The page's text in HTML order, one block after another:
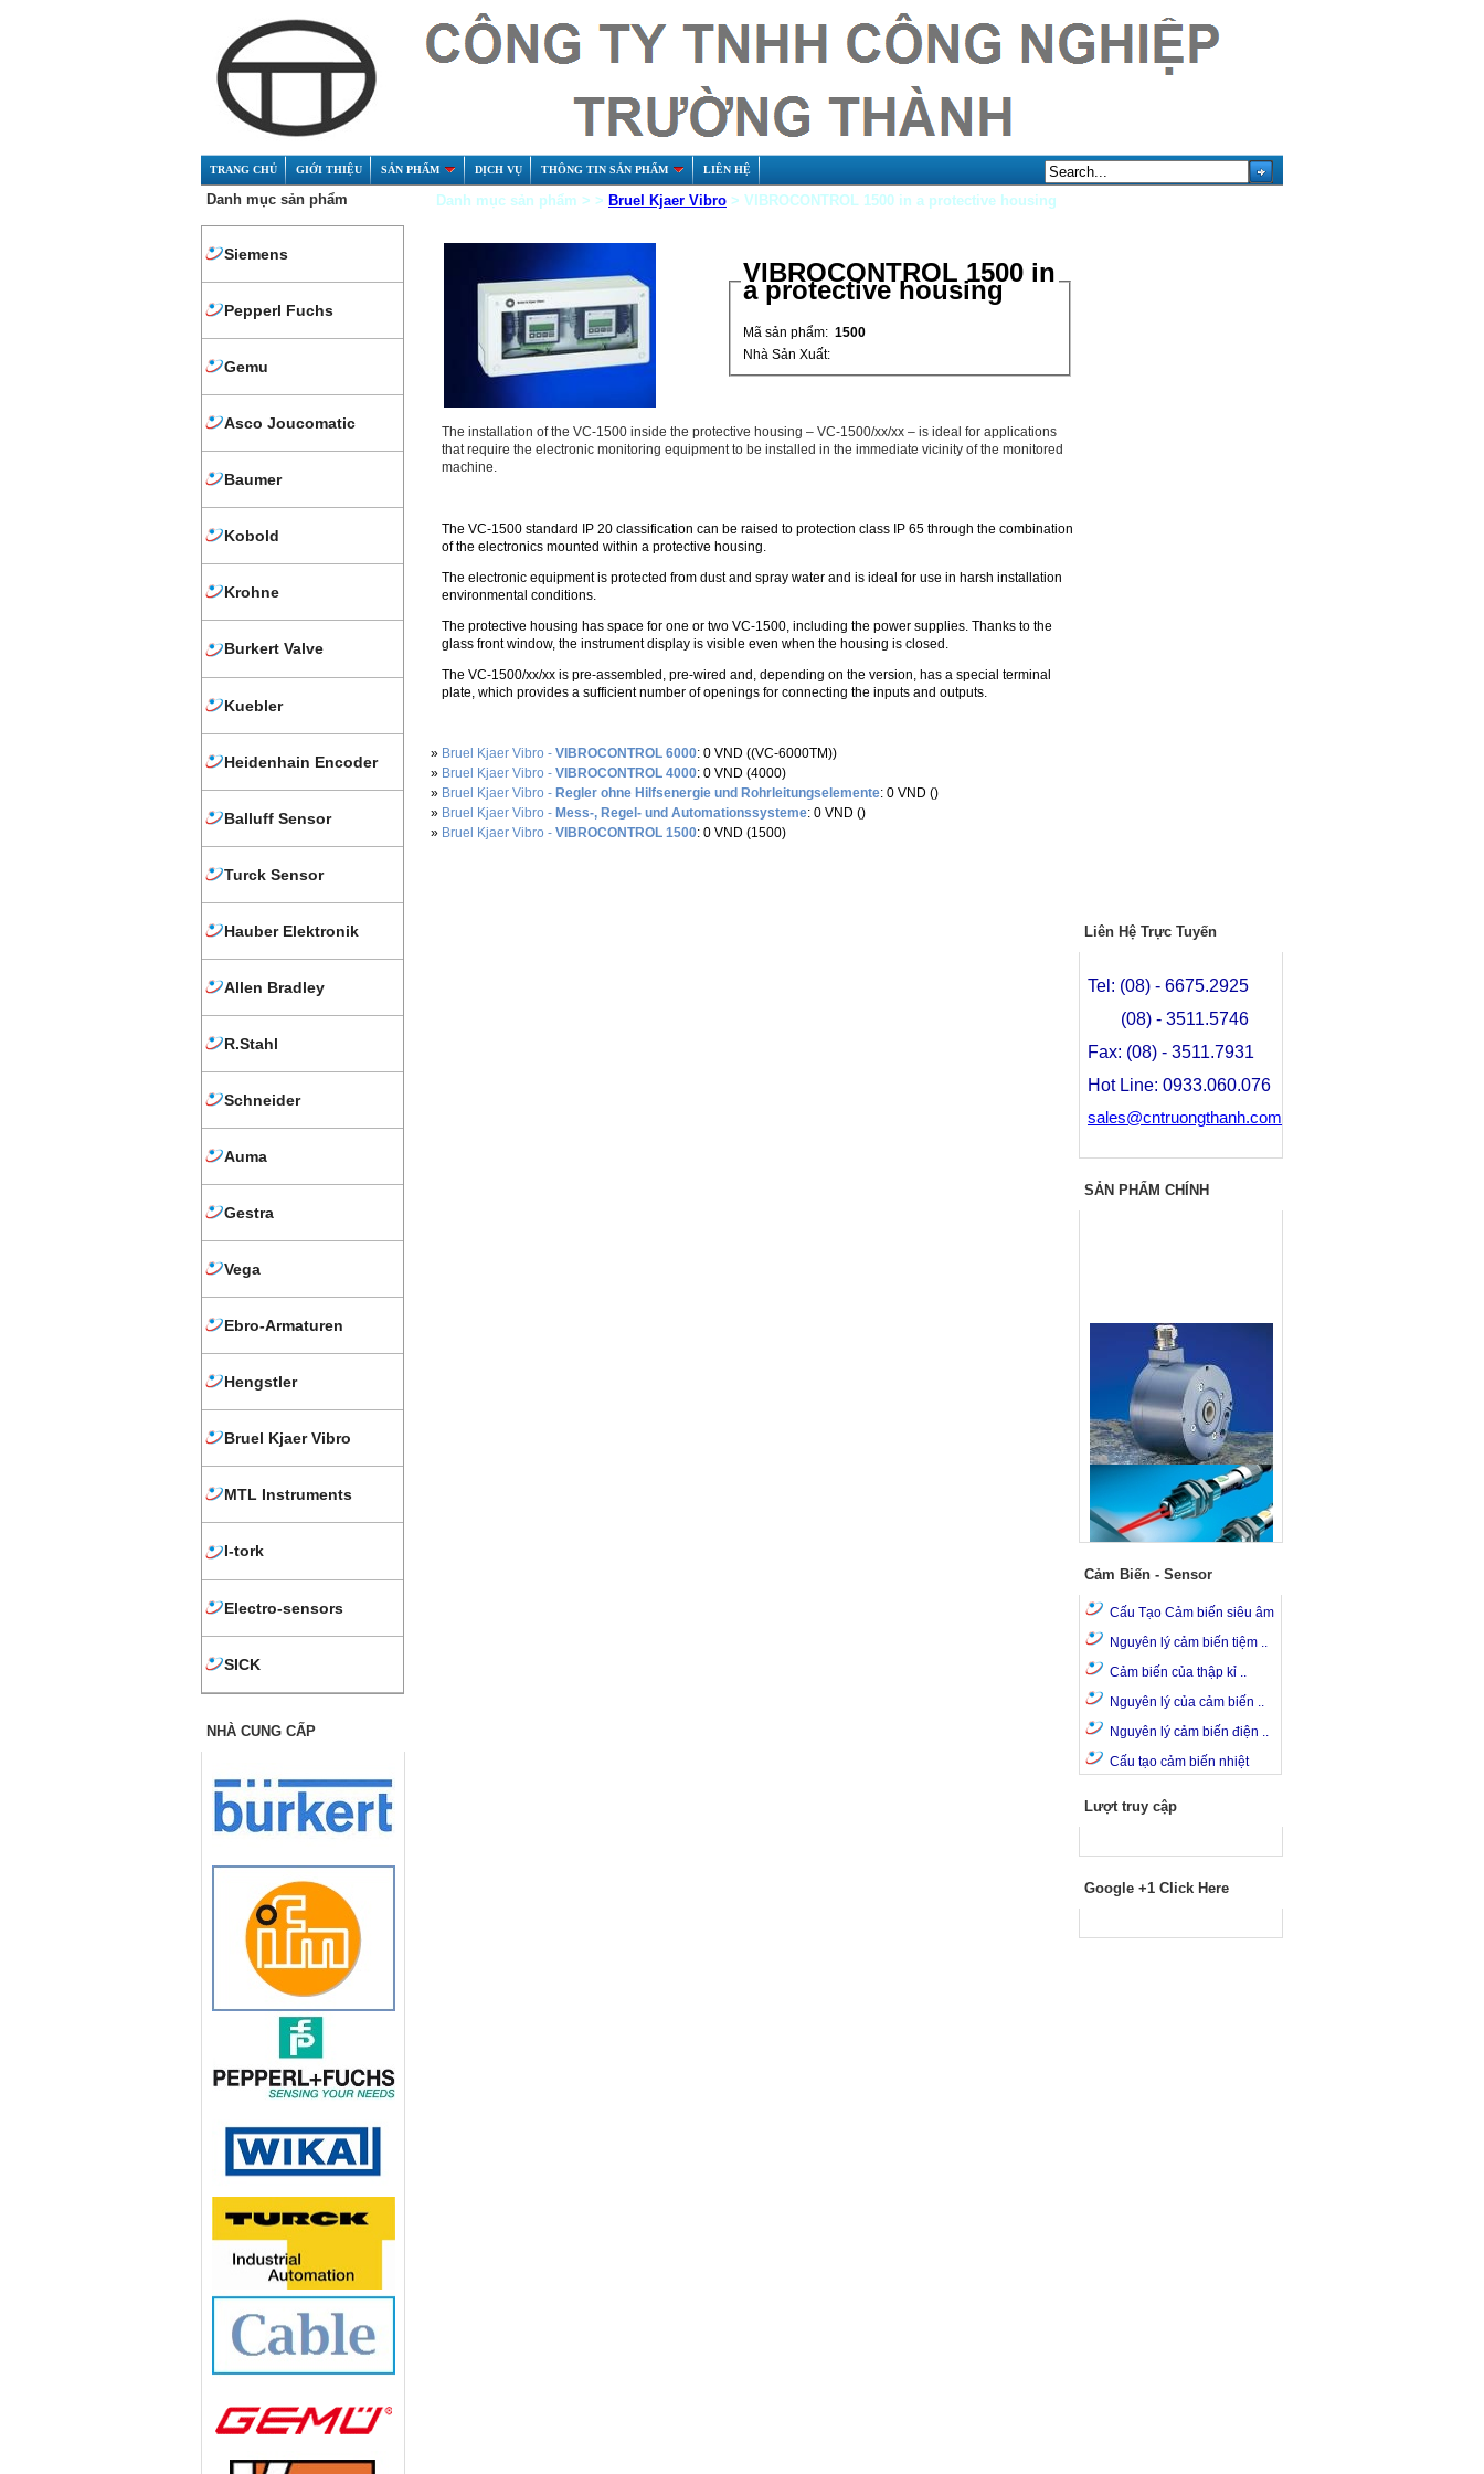
TRANG CHỦ GIỚI THIỆU SẢN PHẨM DỊCH VỤ THÔNG TIN SẢN PHẨM LIÊN HỆ
Danh mục sản phẩm
Siemens
Pepperl Fuchs
Gemu
Asco Joucomatic
Baumer
Kobold
Krohne
Burkert Valve
Kuebler
Heidenhain Encoder
Balluff Sensor
Turck Sensor
Hauber Elektronik
Allen Bradley
R.Stahl
Schneider
Auma
Gestra
Vega
Ebro-Armaturen
Hengstler
Bruel Kjaer Vibro
MTL Instruments
I-tork
Electro-sensors
SICK
NHÀ CUNG CẤP
Danh mục sản phẩm > > Bruel Kjaer Vibro > VIBROCONTROL 1500 in a protective housing
VIBROCONTROL 1500 in
a protective housing
Mã sản phẩm: 1500
Nhà Sản Xuất:
The installation of the VC-1500 inside the protective housing – VC-1500/xx/xx – is ideal for applications
that require the electronic monitoring equipment to be installed in the immediate vicinity of the monitored
machine.
The VC-1500 standard IP 20 classification can be raised to protection class IP 65 through the combination
of the electronics mounted within a protective housing.
The electronic equipment is protected from dust and spray water and is ideal for use in harsh installation
environmental conditions.
The protective housing has space for one or two VC-1500, including the power supplies. Thanks to the
glass front window, the instrument display is visible even when the housing is closed.
The VC-1500/xx/xx is pre-assembled, pre-wired and, depending on the version, has a special terminal
plate, which provides a sufficient number of openings for connecting the inputs and outputs.
» Bruel Kjaer Vibro - VIBROCONTROL 6000: 0 VND ((VC-6000TM))
» Bruel Kjaer Vibro - VIBROCONTROL 4000: 0 VND (4000)
» Bruel Kjaer Vibro - Regler ohne Hilfsenergie und Rohrleitungselemente: 0 VND ()
» Bruel Kjaer Vibro - Mess-, Regel- und Automationssysteme: 0 VND ()
» Bruel Kjaer Vibro - VIBROCONTROL 1500: 0 VND (1500)
Liên Hệ Trực Tuyến
Tel: (08) - 6675.2925
(08) - 3511.5746
Fax: (08) - 3511.7931
Hot Line: 0933.060.076
sales@cntruongthanh.com
SẢN PHẨM CHÍNH
Cảm Biến - Sensor
Cấu Tạo Cảm biến siêu âm
Nguyên lý cảm biến tiệm ..
Cảm biến của thập kỉ ..
Nguyên lý của cảm biến ..
Nguyên lý cảm biến điện ..
Cấu tạo cảm biến nhiệt
Lượt truy cập
Google +1 Click Here